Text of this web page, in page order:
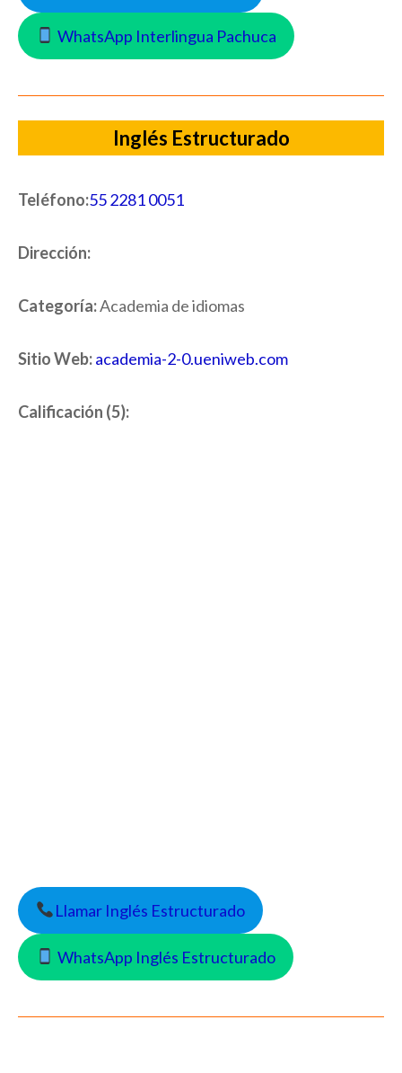
WhatsApp Interlingua Pachuca
Inglés Estructurado
Teléfono:55 2281 0051
Dirección:
Categoría:Academia de idiomas
Sitio Web:academia-2-0.ueniweb.com
Calificación (5):
Llamar Inglés Estructurado
WhatsApp Inglés Estructurado